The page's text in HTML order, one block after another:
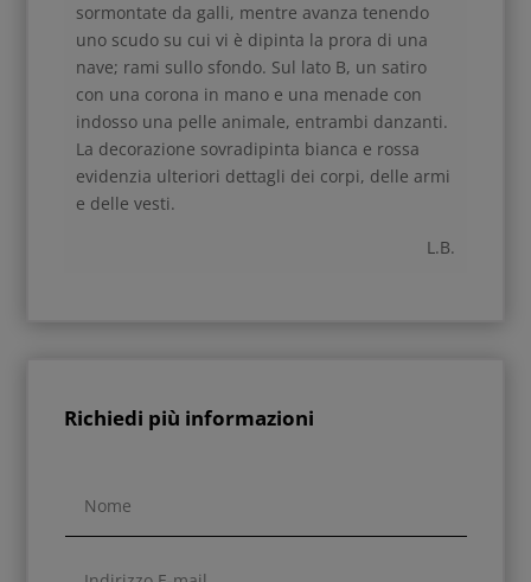
sormontate da galli, mentre avanza tenendo
uno scudo su cui vi è dipinta la prora di una
nave; rami sullo sfondo. Sul lato B, un satiro
con una corona in mano e una menade con
indosso una pelle animale, entrambi danzanti.
La decorazione sovradipinta bianca e rossa
evidenzia ulteriori dettagli dei corpi, delle armi
e delle vesti.
L.B.
Richiedi più informazioni